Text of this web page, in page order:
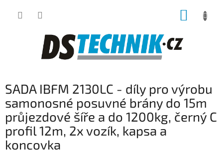
SADA IBFM 2130LC - díly pro výrobu
samonosné posuvné brány do 15m
průjezdové šíře a do 1200kg, černý C
profil 12m, 2x vozík, kapsa a
koncovka